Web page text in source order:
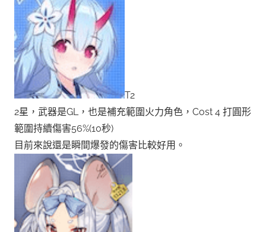
T2
2星，武器是GL，也是補充範圍火力角色，Cost 4 打圓形
範圍持續傷害56%(10秒)
目前來說還是瞬間爆發的傷害比較好用。